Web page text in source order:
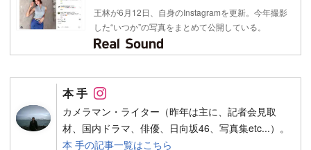
王林が6月12日、自身のInstagramを更新。今年撮影
した“いつか”の写真をまとめて公開している。
本 手
カメラマン・ライター（昨年は主に、記者会見取
材、国内ドラマ、俳優、日向坂46、写真集etc...）。
本 手の記事一覧はこちら